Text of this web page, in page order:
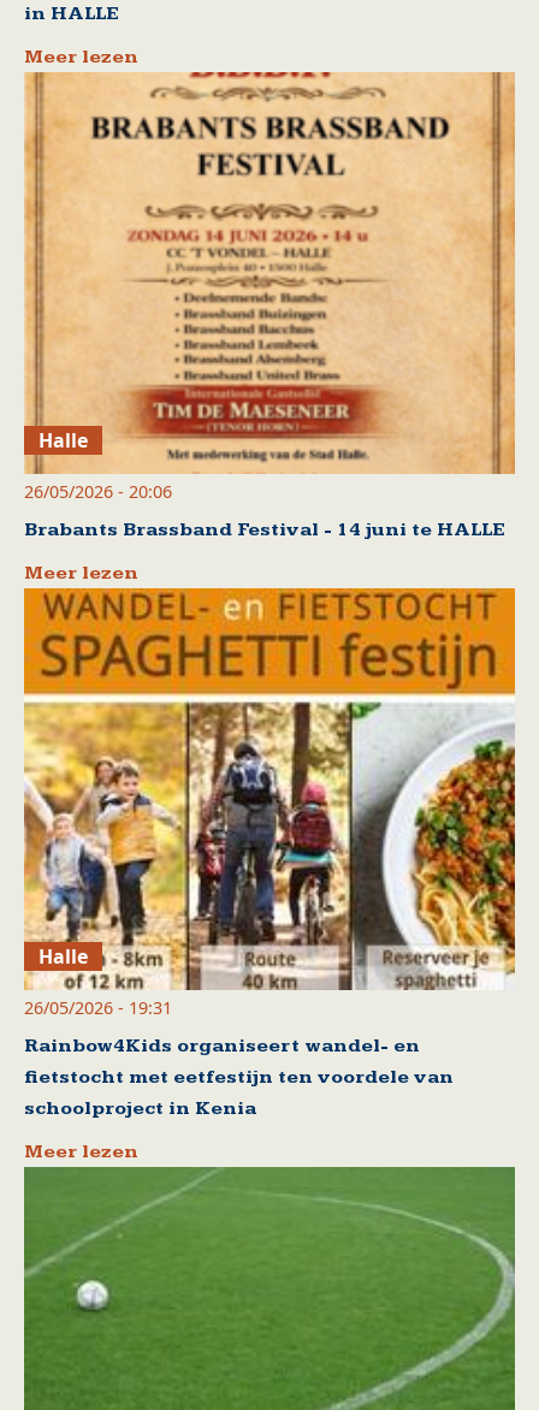
in HALLE
Meer lezen
Halle
26/05/2026 - 20:06
Brabants Brassband Festival - 14 juni te HALLE
Meer lezen
Halle
26/05/2026 - 19:31
Rainbow4Kids organiseert wandel- en
fietstocht met eetfestijn ten voordele van
schoolproject in Kenia
Meer lezen